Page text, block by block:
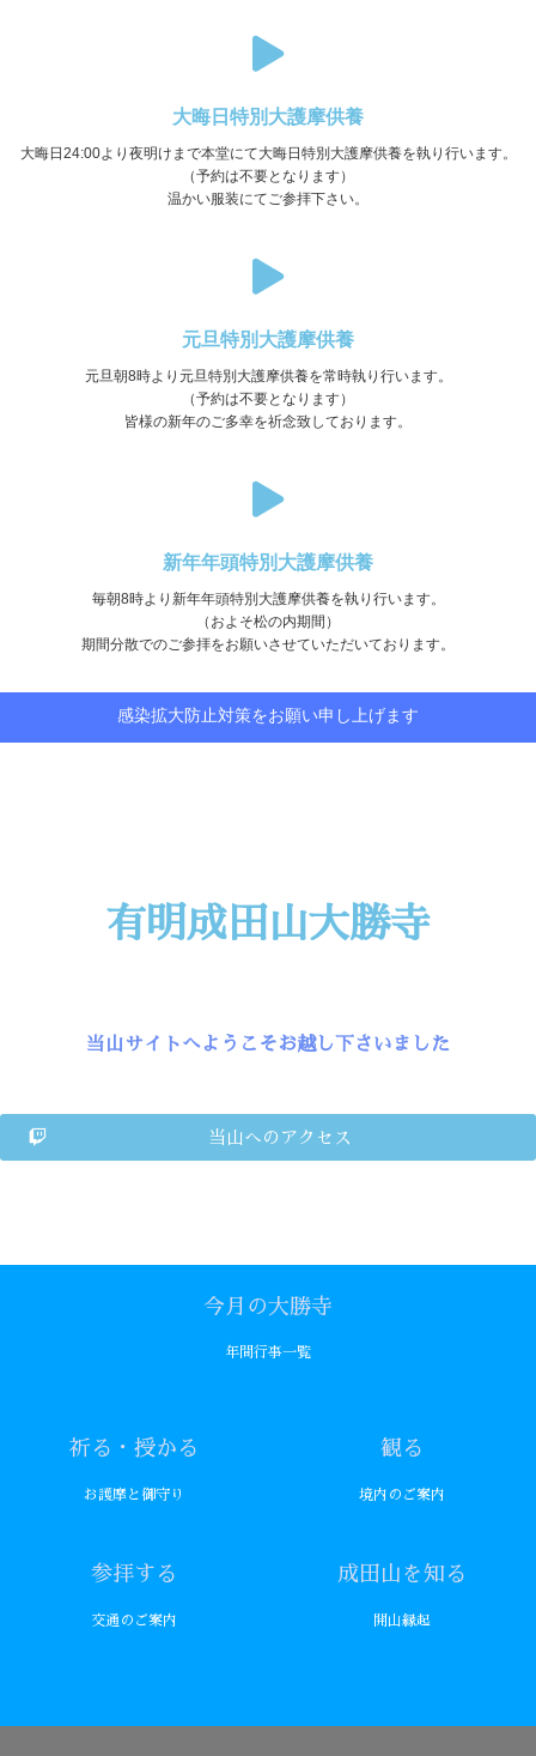
大晦日特別大護摩供養
大晦日24:00より夜明けまで本堂にて大晦日特別大護摩供養を執り行います。
（予約は不要となります）
温かい服装にてご参拝下さい。
元旦特別大護摩供養
元旦朝8時より元旦特別大護摩供養を常時執り行います。
（予約は不要となります）
皆様の新年のご多幸を祈念致しております。
新年年頭特別大護摩供養
毎朝8時より新年年頭特別大護摩供養を執り行います。
（およそ松の内期間）
期間分散でのご参拝をお願いさせていただいております。
感染拡大防止対策をお願い申し上げます
有明成田山大勝寺
当山サイトへようこそお越し下さいました
当山へのアクセス
今月の大勝寺
年間行事一覧
祈る・授かる
お護摩と御守り
観る
境内のご案内
参拝する
交通のご案内
成田山を知る
開山縁起